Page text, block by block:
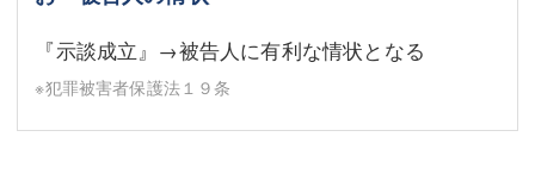
『示談成立』→被告人に有利な情状となる
※犯罪被害者保護法１９条